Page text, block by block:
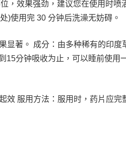
，效果强劲，建议您在使用时喷
)使用完 30 分钟后洗澡无妨碍。
显著。 成分：由多种稀有的印度
15分钟吸收为止，可以睡前使用
效 服用方法：服用时，药片应完